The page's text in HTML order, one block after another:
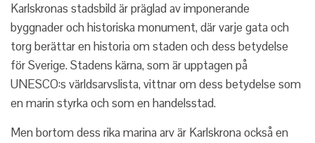
Karlskronas stadsbild är präglad av imponerande
byggnader och historiska monument, där varje gata och
torg berättar en historia om staden och dess betydelse
för Sverige. Stadens kärna, som är upptagen på
UNESCO:s världsarvslista, vittnar om dess betydelse som
en marin styrka och som en handelsstad.
Men bortom dess rika marina arv är Karlskrona också en